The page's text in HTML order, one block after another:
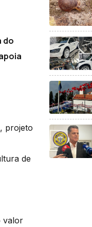
do
projeto
de
valor